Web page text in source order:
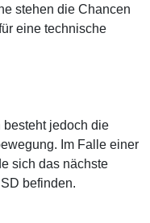
stehen die Chancen
eine technische
besteht jedoch die
Im Falle einer
sich das nächste
befinden.